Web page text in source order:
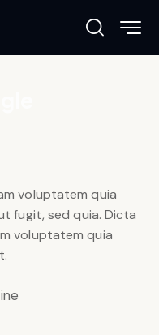
voluptatem quia
fugit, sed quia. Dicta
voluptatem quia